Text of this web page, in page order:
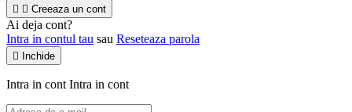
  Creeaza un cont
Ai deja cont?
Intra in contul tau sau Reseteaza parola
 Inchide
Intra in cont Intra in cont